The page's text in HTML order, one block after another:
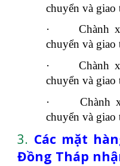
chuyển và giao
·
Chành
chuyển và giao
·
Chành
chuyển và giao
·
Chành
chuyển và giao
3. Các mặt
Đồng Tháp